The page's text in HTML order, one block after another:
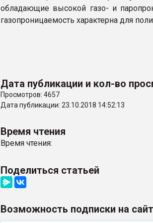
обладающие высокой газо- и
газопроницаемость характерна для
Дата публикации и кол-во
Просмотров: 4657
Дата публикации: 23.10.2018 14:52:13
Время чтения
Время чтения:
Поделиться статьей
Возможность подписки на сайт